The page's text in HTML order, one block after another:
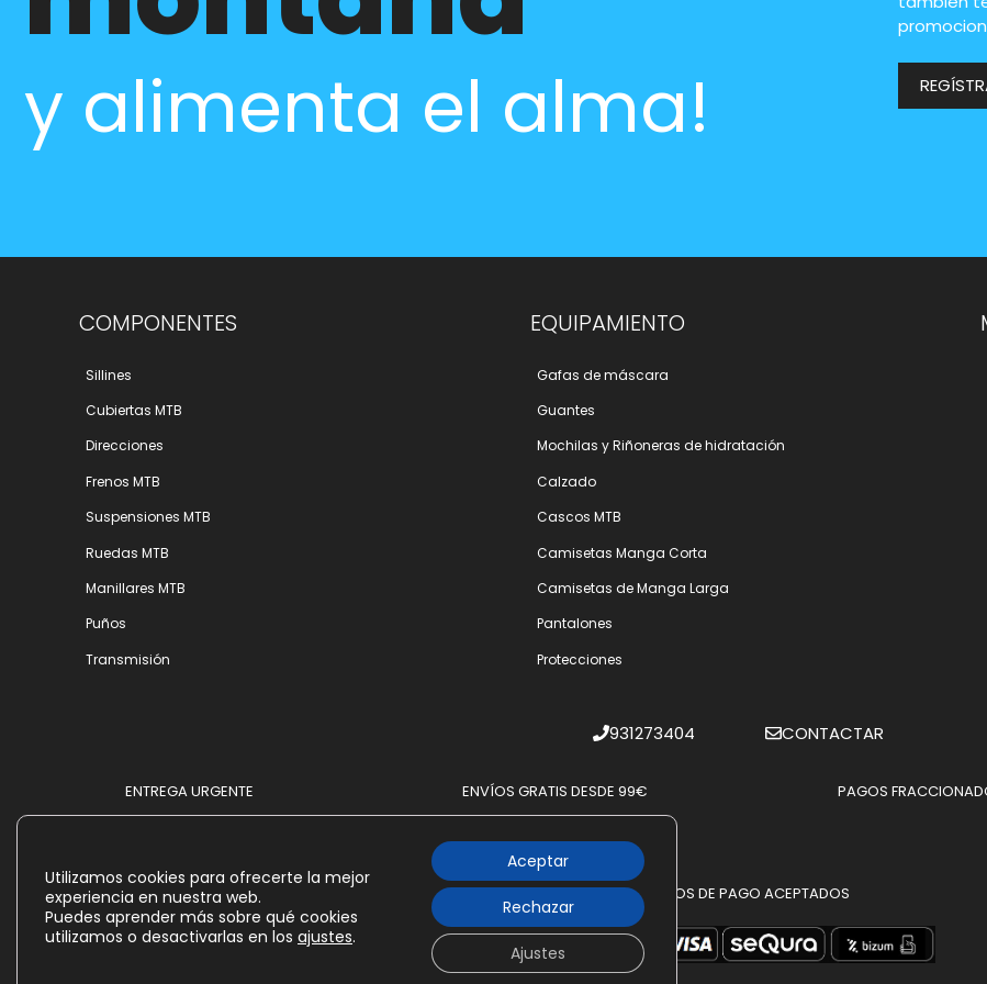
y alimenta el alma!
COMPONENTES
Sillines
Cubiertas MTB
Direcciones
Frenos MTB
Suspensiones MTB
Ruedas MTB
Manillares MTB
Puños
Transmisión
EQUIPAMIENTO
Gafas de máscara
Guantes
Mochilas y Riñoneras de hidratación
Calzado
Cascos MTB
Camisetas Manga Corta
Camisetas de Manga Larga
Pantalones
Protecciones
931273404 CONTACTAR
ENTREGA URGENTE ENVÍOS GRATIS DESDE 99€ PAGOS
MÉTODOS DE PAGO ACEPTADOS
Utilizamos cookies para ofrecerte la mejor
experiencia en nuestra web.
Puedes aprender más sobre qué cookies
utilizamos o desactivarlas en los ajustes.
Aceptar
Rechazar
Ajustes